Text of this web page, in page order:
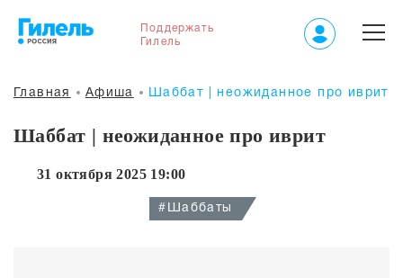
Поддержать
Гилель
Главная Афиша Шаббат | неожиданное про иврит
Шаббат | неожиданное про иврит
31 октября 2025 19:00
#Шаббаты